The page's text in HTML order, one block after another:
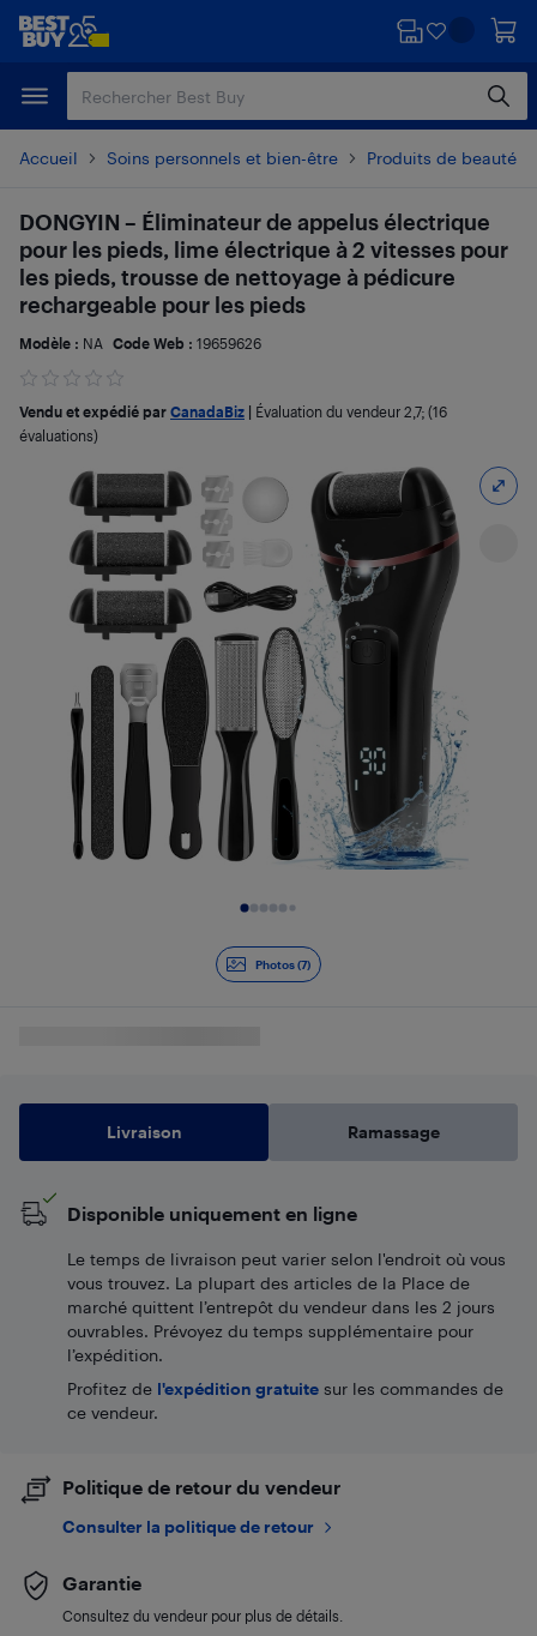
Passer
principal
Passer
Accueil Soins personnels et bien-être Produits de beauté
Photos (7)
DONGYIN – Éliminateur de appelus électrique
pour les pieds, lime électrique à 2 vitesses pour
les pieds, trousse de nettoyage à pédicure
rechargeable pour les pieds
Modèle : NA Code Web : 19659626
Vendu et expédié par CanadaBiz Évaluation du vendeur 2,7; (16
évaluations)
Livraison Ramassage
Disponible uniquement en ligne
Le temps de livraison peut varier selon l'endroit où vous
vous trouvez. La plupart des articles de la Place de
marché quittent l’entrepôt du vendeur dans les 2 jours
ouvrables. Prévoyez du temps supplémentaire pour
l’expédition.
Profitez de l'expédition gratuite sur les commandes de
ce vendeur.
Politique de retour du vendeur
Consulter la politique de retour
Garantie
Consultez du vendeur pour plus de détails.